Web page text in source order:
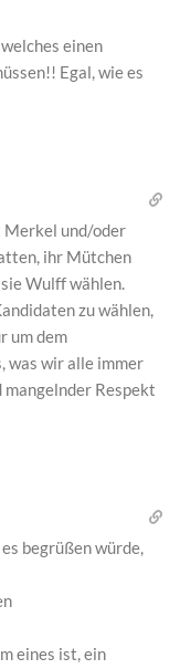
einen
Egal, wie es
Merkel und/oder
ihr Mütchen
Wulff wählen.
zu wählen,
um dem
was wir alle immer
Respekt
begrüßen würde,
eines ist, ein